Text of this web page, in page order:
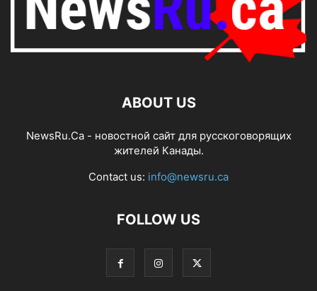
ABOUT US
NewsRu.Ca - новостной сайт для русскоговорящих
жителей Канады.
Contact us: info@newsru.ca
FOLLOW US